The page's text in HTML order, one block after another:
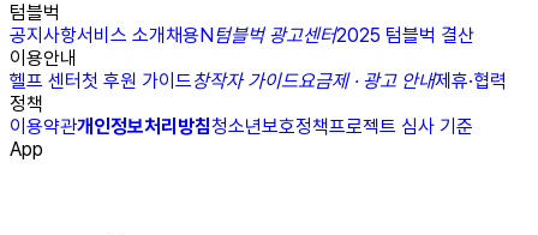
텀블벅
공지사항서비스 소개채용N텀블벅 광고센터2025 텀블벅 결산
이용안내
헬프 센터첫 후원 가이드창작자 가이드요금제 · 광고 안내제휴·협력
정책
이용약관개인정보처리방침청소년보호정책프로젝트 심사 기준
App